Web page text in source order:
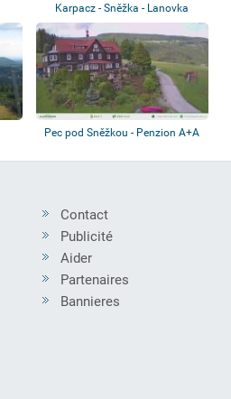
Karpacz - Sněžka - Lanovka
Pec pod Sněžkou - Penzion A+A
Contact
Publicité
Aider
Partenaires
Bannieres